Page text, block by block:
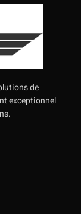
de
exceptionnel